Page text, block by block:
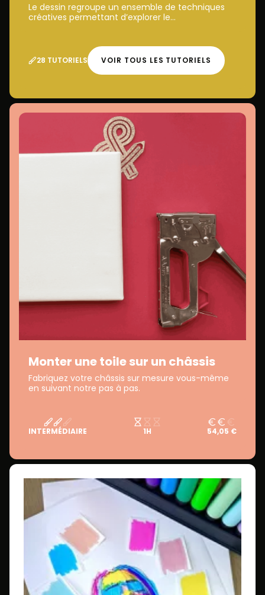
Le dessin regroupe un ensemble de techniques
créatives permettant d’explorer le...
28 TUTORIELS VOIR TOUS LES TUTORIELS
Monter une toile sur un châssis
Fabriquez votre châssis sur mesure vous-même
en suivant notre pas à pas.
INTERMÉDIAIRE 1H 54,05 €